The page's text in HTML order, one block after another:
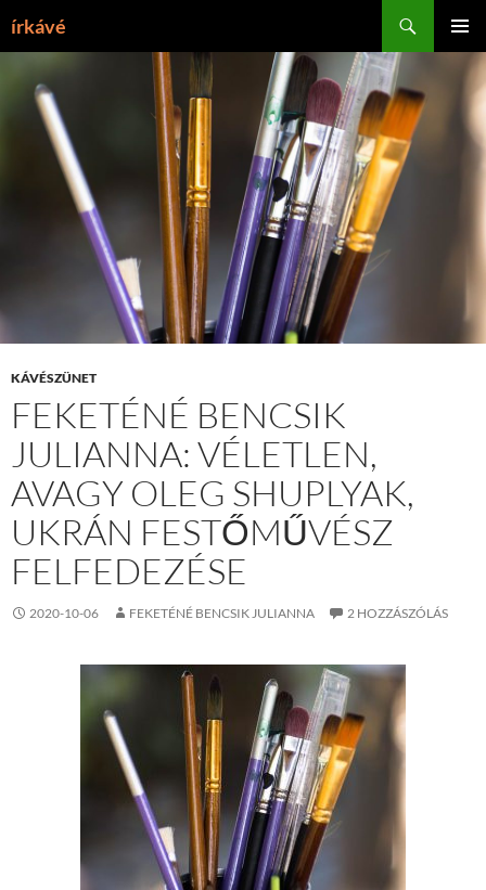
írkávé
KÁVÉSZÜNET
FEKETÉNÉ BENCSIK
JULIANNA: VÉLETLEN,
AVAGY OLEG SHUPLYAK,
UKRÁN FESTŐMŰVÉSZ
FELFEDEZÉSE
2020-10-06 FEKETÉNÉ BENCSIK JULIANNA 2 HOZZÁSZÓLÁS